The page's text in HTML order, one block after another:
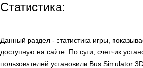
Статистика:
Данный раздел - статистика игры,
доступную на сайте. По сути, счетчик
пользователей установили Bus Simulator